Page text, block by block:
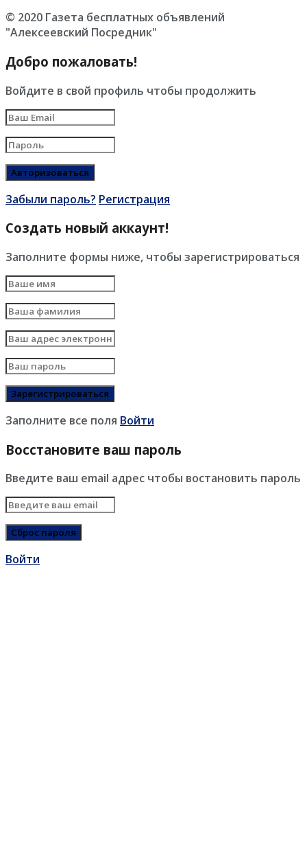
© 2020 Газета бесплатных объявлений
"Алексеевский Посредник"
Добро пожаловать!
Войдите в свой профиль чтобы продолжить
Забыли пароль? Регистрация
Создать новый аккаунт!
Заполните формы ниже, чтобы зарегистрироваться
Заполните все поля Войти
Восстановите ваш пароль
Введите ваш email адрес чтобы востановить пароль
Войти